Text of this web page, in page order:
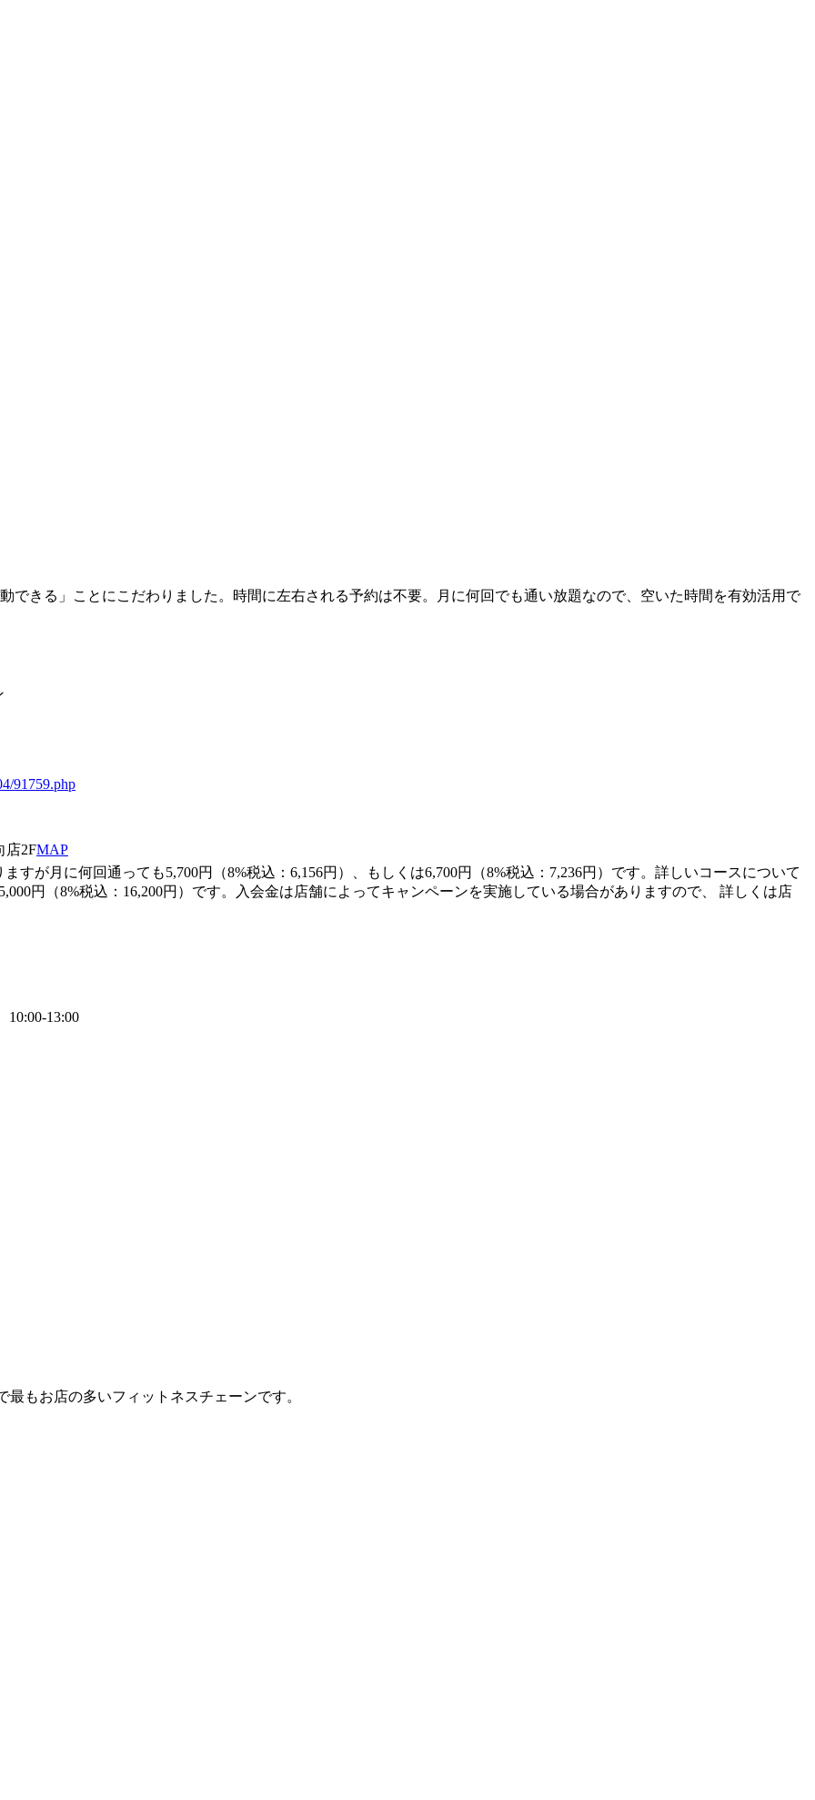
できる」ことにこだわりました。時間に左右される予約は不要。月に何回でも通い放題なので、空いた時間を有効活用で
91759.php
店2FMAP
すが月に何回通っても5,700円（8%税込：6,156円）、もしくは6,700円（8%税込：7,236円）です。詳しいコースについて
円（8%税込：16,200円）です。入会金は店舗によってキャンペーンを実施している場合がありますので、 詳しくは店
13:00
最もお店の多いフィットネスチェーンです。